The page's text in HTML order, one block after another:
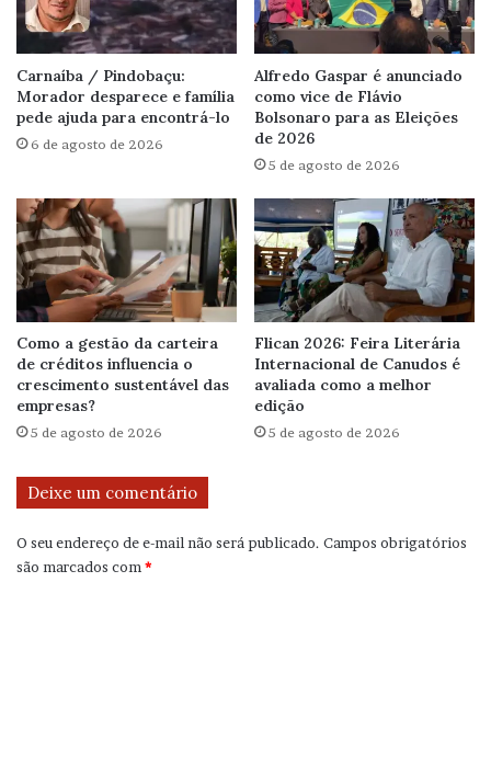
Carnaíba / Pindobaçu:
Morador desparece e família
pede ajuda para encontrá-lo
6 de agosto de 2026
Alfredo Gaspar é anunciado
como vice de Flávio
Bolsonaro para as Eleições
de 2026
5 de agosto de 2026
Como a gestão da carteira
de créditos influencia o
crescimento sustentável das
empresas?
5 de agosto de 2026
Flican 2026: Feira Literária
Internacional de Canudos é
avaliada como a melhor
edição
5 de agosto de 2026
Deixe um comentário
O seu endereço de e-mail não será publicado. Campos obrigatórios
são marcados com *